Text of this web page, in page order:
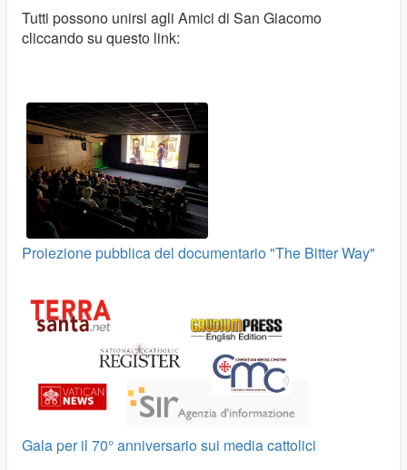
Tutti possono unirsi agli Amici di San Giacomo
cliccando su questo link:
Proiezione pubblica del documentario "The Bitter Way"
Gala per il 70° anniversario sui media cattolici